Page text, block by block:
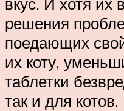
решения
поедающих
их коту,
таблетки
так и для котов.